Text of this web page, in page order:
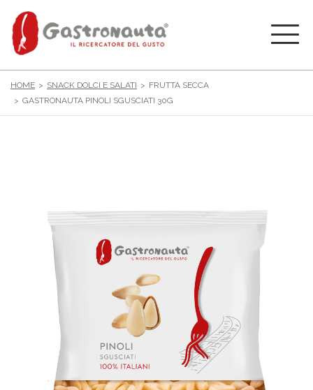
HOME SNACK DOLCI E SALATI
FRUTTA SECCA
GASTRONAUTA PINOLI SGUSCIATI 30G